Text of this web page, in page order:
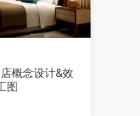
概念设计&效
图